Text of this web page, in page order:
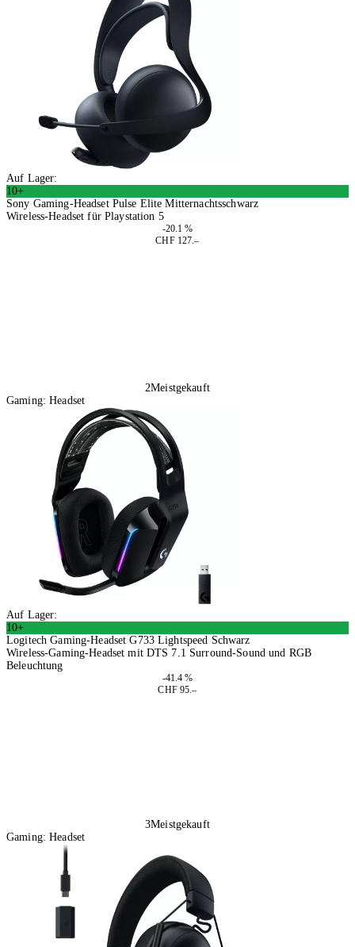
Auf Lager:
10+
Sony Gaming-Headset Pulse Elite Mitternachtsschwarz
Wireless-Headset für Playstation 5
-20.1 %
CHF 127.–
2Meistgekauft
Gaming: Headset
Auf Lager:
10+
Logitech Gaming-Headset G733 Lightspeed Schwarz
Wireless-Gaming-Headset mit DTS 7.1 Surround-Sound und RGB
Beleuchtung
-41.4 %
CHF 95.–
3Meistgekauft
Gaming: Headset